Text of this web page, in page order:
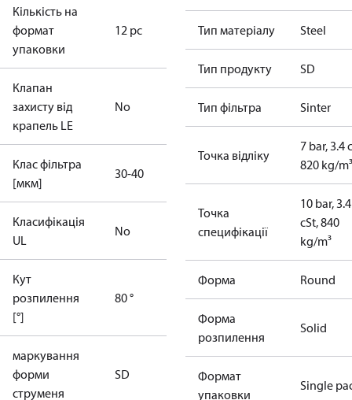
Кількість на
формат
упаковки
12 pc
Клапан
захисту від
крапель LE
No
Клас фільтра
[мкм]
30-40
Класифікація
UL
No
Кут
розпилення
[°]
80 °
маркування
форми
струменя
SD
Тип матеріалу Steel
Тип продукту SD
Тип фільтра Sinter
Точка відліку
7 bar, 3.4
820 kg/m³
Точка
специфікації
10 bar, 3.4
cSt, 840
kg/m³
Форма Round
Форма
розпилення
Solid
Формат
упаковки
Single